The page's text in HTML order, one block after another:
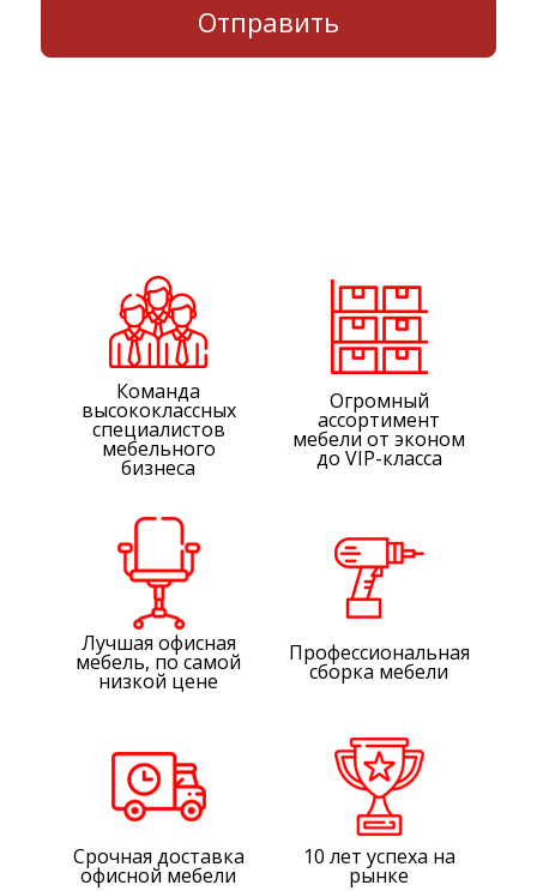
Команда
высококлассных
специалистов
мебельного
бизнеса
Огромный
ассортимент
мебели от эконом
до VIP-класса
Лучшая офисная
мебель, по самой
низкой цене
Профессиональная
сборка мебели
Срочная доставка
офисной мебели
10 лет успеха на
рынке